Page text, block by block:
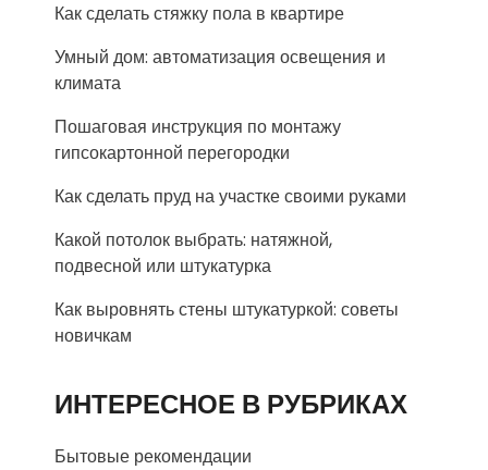
Как сделать стяжку пола в квартире
Умный дом: автоматизация освещения и
климата
Пошаговая инструкция по монтажу
гипсокартонной перегородки
Как сделать пруд на участке своими руками
Какой потолок выбрать: натяжной,
подвесной или штукатурка
Как выровнять стены штукатуркой: советы
новичкам
ИНТЕРЕСНОЕ В РУБРИКАХ
Бытовые рекомендации